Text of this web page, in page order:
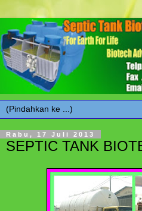
Rabu, 17 Juli 2013
SEPTIC TANK